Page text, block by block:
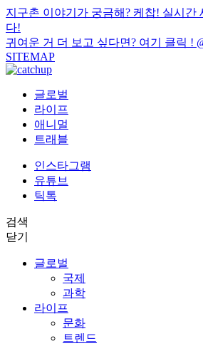
지구촌 이야기가 궁금해? 케찹! 실시간
다!
귀여운 거 더 보고 싶다면? 여기 클릭 !
SITEMAP
글로벌
라이프
애니멀
트래블
인스타그램
유튜브
틱톡
검색
닫기
글로벌
국제
과학
라이프
문화
트렌드